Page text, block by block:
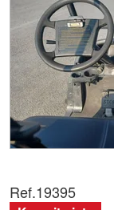
Ref.19395